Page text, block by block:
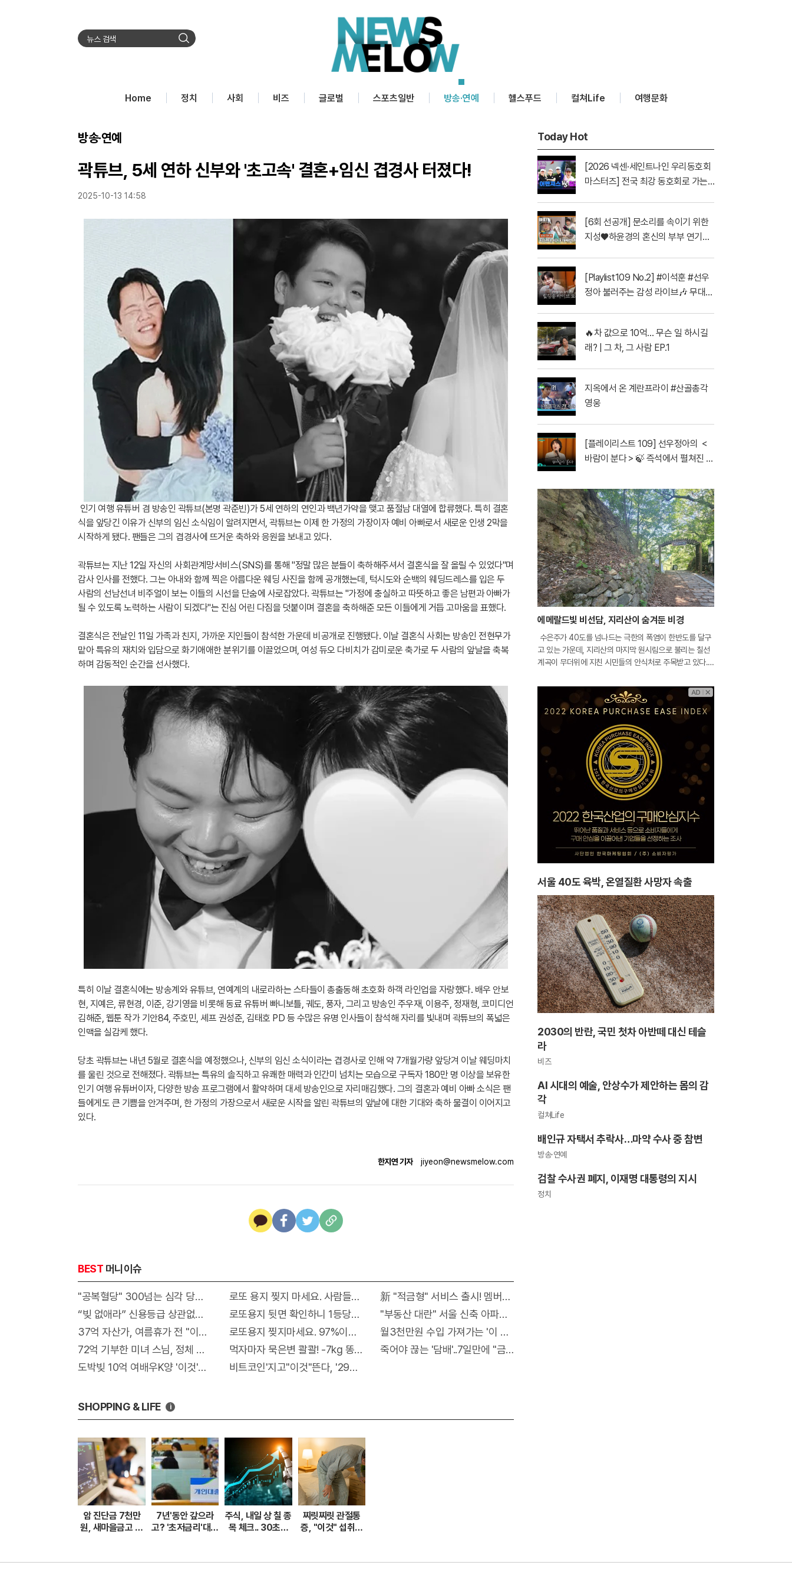
검
Home 정치 사회 비즈 글로벌 스포츠일반 방송·연예 헬스푸드 컬쳐Life 여행문화
방송·연예
곽튜브, 5세 연하 신부와 '초고속' 결혼+임신 겹경사 터졌다!
2025-10-13 14:58
인기 여행 유튜버 겸 방송인 곽튜브(본명 곽준빈)가 5세 연하의 연인과 백년가약을 맺고 품절남 대열에 합류했다. 특히 결혼
식을 앞당긴 이유가 신부의 임신 소식임이 알려지면서, 곽튜브는 이제 한 가정의 가장이자 예비 아빠로서 새로운 인생 2막을
시작하게 됐다. 팬들은 그의 겹경사에 뜨거운 축하와 응원을 보내고 있다.
곽튜브는 지난 12일 자신의 사회관계망서비스(SNS)를 통해 "정말 많은 분들이 축하해주셔서 결혼식을 잘 올릴 수 있었다"며
감사 인사를 전했다. 그는 아내와 함께 찍은 아름다운 웨딩 사진을 함께 공개했는데, 턱시도와 순백의 웨딩드레스를 입은 두
사람의 선남선녀 비주얼이 보는 이들의 시선을 단숨에 사로잡았다. 곽튜브는 "가정에 충실하고 따뜻하고 좋은 남편과 아빠가
될 수 있도록 노력하는 사람이 되겠다"는 진심 어린 다짐을 덧붙이며 결혼을 축하해준 모든 이들에게 거듭 고마움을 표했다.
결혼식은 전날인 11일 가족과 친지, 가까운 지인들이 참석한 가운데 비공개로 진행됐다. 이날 결혼식 사회는 방송인 전현무가
맡아 특유의 재치와 입담으로 화기애애한 분위기를 이끌었으며, 여성 듀오 다비치가 감미로운 축가로 두 사람의 앞날을 축복
하며 감동적인 순간을 선사했다.
특히 이날 결혼식에는 방송계와 유튜브, 연예계의 내로라하는 스타들이 총출동해 초호화 하객 라인업을 자랑했다. 배우 안보
현, 지예은, 류현경, 이준, 강기영을 비롯해 동료 유튜버 빠니보틀, 궤도, 풍자, 그리고 방송인 주우재, 이용주, 정재형, 코미디언
김해준, 웹툰 작가 기안84, 주호민, 셰프 권성준, 김태호 PD 등 수많은 유명 인사들이 참석해 자리를 빛내며 곽튜브의 폭넓은
인맥을 실감케 했다.
당초 곽튜브는 내년 5월로 결혼식을 예정했으나, 신부의 임신 소식이라는 겹경사로 인해 약 7개월가량 앞당겨 이날 웨딩마치
를 울린 것으로 전해졌다. 곽튜브는 특유의 솔직하고 유쾌한 매력과 인간미 넘치는 모습으로 구독자 180만 명 이상을 보유한
인기 여행 유튜버이자, 다양한 방송 프로그램에서 활약하며 대세 방송인으로 자리매김했다. 그의 결혼과 예비 아빠 소식은 팬
들에게도 큰 기쁨을 안겨주며, 한 가정의 가장으로서 새로운 시작을 알린 곽튜브의 앞날에 대한 기대와 축하 물결이 이어지고
있다.
한지연 기자 jiyeon@newsmelow.com
BEST 머니이슈
"공복혈당" 300넘는 심각 당뇨환자 '이것' 먹자마자..바로
“빚 없애라” 신용등급 상관없이 정부서 1억지원!
37억 자산가, 여름휴가 전 "이종목" 매수해라!! 한달
72억 기부한 미녀 스님, 정체 알고보니..충격!
도박빚 10억 여배우K양 '이것'후 돈벼락 맞아..
로또 용지 찢지 마세요. 사람들이 모르는 3가지!!
로또용지 뒷면 확인하니 1등당첨 비밀열쇠 발견돼
로또용지 찢지마세요. 97%이상이 모르는 비밀! "뒷면 비추면 번호 보인다!?"
먹자마자 묵은변 콸콸! -7kg 똥뱃살 쫙빠져!
비트코인'지고"이것"뜬다, '29억'벌어..충격!
新 "적금형" 서비스 출시! 멤버십만 가입해도 "최신가전" 선착순 100% 무료 경품지원!!
"부동산 대란" 서울 신축 아파트가 "3억?"
월3천만원 수입 가져가는 '이 자격증' 지원자 몰려!
죽어야 끊는 '담배'..7일만에 "금연 비법" 밝혀져 충격!
SHOPPING & LIFE i
암 진단금 7천만
원, 새마을금고 암
7년'동안 갚으라
고? '초저금리'대출
주식, 내일 상 칠 종
목 체크.. 30초만
찌릿찌릿 관절통
증, "이것" 섭취해
Today Hot
[2026 넥센·세인트나인 우리동호회
마스터즈] 전국 최강 동호회로 가는
[6회 선공개] 문소리를 속이기 위한
지성♥하윤경의 혼신의 부부 연기💕
[Playlist109 No.2] #이석훈 #선우
정아 불러주는 감성 라이브🎶 무대
🔥차 값으로 10억… 무슨 일 하시길
래? | 그 차, 그 사람 EP.1
지옥에서 온 계란프라이 #산골총각
영웅
[플레이리스트 109] 선우정아의 ＜
바람이 분다＞🍃 즉석에서 펼쳐진 전
에메랄드빛 비선담, 지리산이 숨겨둔 비경
수은주가 40도를 넘나드는 극한의 폭염이 한반도를 달구
고 있는 가운데, 지리산의 마지막 원시림으로 불리는 칠선
계곡이 무더위에 지친 시민들의 안식처로 주목받고 있다.
곡은 험준한 지형 덕분에 인간의 손길을 타지 않은 태고의
신비로움을 고스란히 간직하고
서울 40도 육박, 온열질환 사망자 속출
2030의 반란, 국민 첫차 아반떼 대신 테슬
라
비즈
AI 시대의 예술, 안상수가 제안하는 몸의 감
각
컬쳐Life
배인규 자택서 추락사…마약 수사 중 참변
방송·연예
검찰 수사권 폐지, 이재명 대통령의 지시
정치